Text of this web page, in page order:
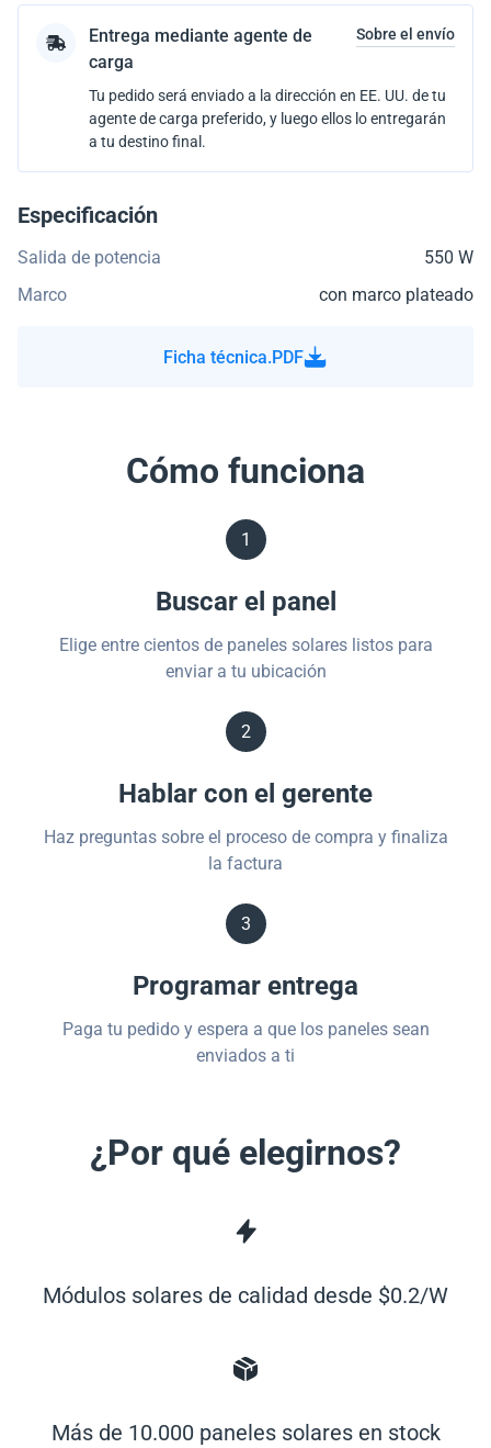
Entrega mediante agente de
carga
Sobre el envío
Tu pedido será enviado a la dirección en EE. UU. de tu
agente de carga preferido, y luego ellos lo entregarán
a tu destino final.
Especificación
Salida de potencia
550 W
Marco
con marco plateado
Ficha técnica.PDF
Cómo funciona
1
Buscar el panel
Elige entre cientos de paneles solares listos para
enviar a tu ubicación
2
Hablar con el gerente
Haz preguntas sobre el proceso de compra y finaliza
la factura
3
Programar entrega
Paga tu pedido y espera a que los paneles sean
enviados a ti
¿Por qué elegirnos?
Módulos solares de calidad desde $0.2/W
Más de 10.000 paneles solares en stock